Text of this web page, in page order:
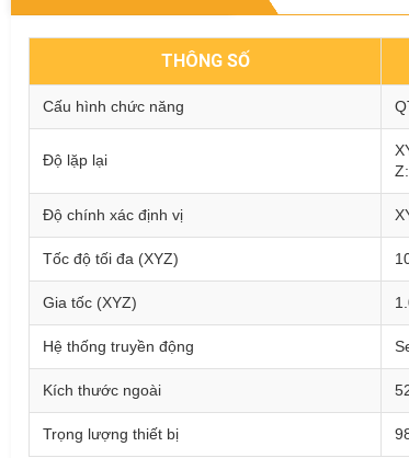
THÔNG SỐ
Cấu hình chức năng
Độ lặp lại
Độ chính xác định vị
Tốc độ tối đa (XYZ)
Gia tốc (XYZ)
Hệ thống truyền động
Kích thước ngoài
Trọng lượng thiết bị